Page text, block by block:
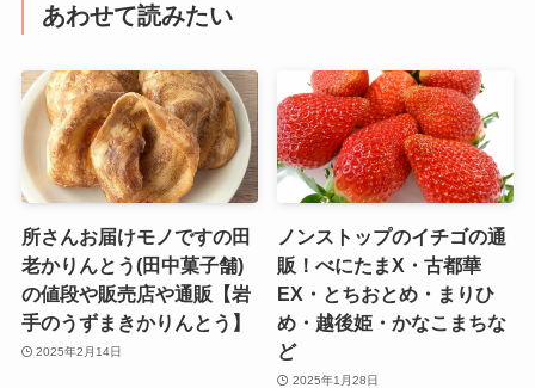
あわせて読みたい
所さんお届けモノですの田
老かりんとう(田中菓子舗)
の値段や販売店や通販【岩
手のうずまきかりんとう】
2025年2月14日
ノンストップのイチゴの通
販！べにたまX・古都華
EX・とちおとめ・まりひ
め・越後姫・かなこまちな
ど
2025年1月28日